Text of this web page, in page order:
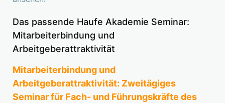
Das passende Haufe Akademie Seminar:
Mitarbeiterbindung und
Arbeitgeberattraktivität
Mitarbeiterbindung und
Arbeitgeberattraktivität: Zweitägiges
Seminar für Fach- und Führungskräfte des